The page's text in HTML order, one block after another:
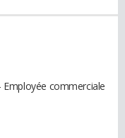
commerciale